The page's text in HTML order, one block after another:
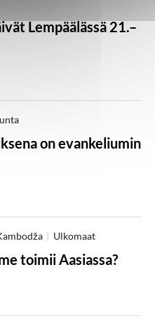
Lempäälässä 21.–
on evankeliumin
Ulkomaat
toimii Aasiassa?